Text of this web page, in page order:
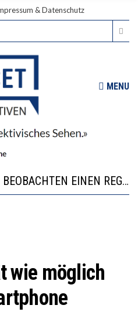
& Datenschutz
MENU
DIE VERSTÄRKTE HARMONISIERUNG IM SCHULWESEN VERRINGERT DAS INNOVATIONSPOTENZIAL
2’529 UNTERSCHRIFTEN FÜR «KEINE DIGITALEN GERÄTE IN DEN ERSTEN VIER PRIMARSCHULJAHREN» EINGEREICHT
wie möglich